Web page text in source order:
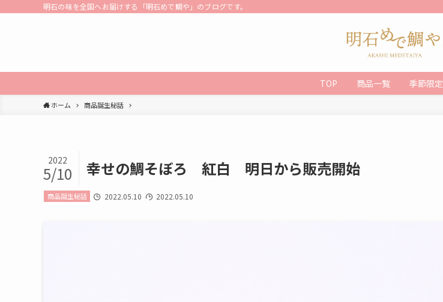
明石の味を全国へお届けする「明石めで鯛や」のブログです。
TOP 商品一覧 季節限定
ホーム 商品誕生秘話
幸せの鯛そぼろ 紅白 明日から販売開始
2022
5/10
商品誕生秘話 2022.05.10 2022.05.10